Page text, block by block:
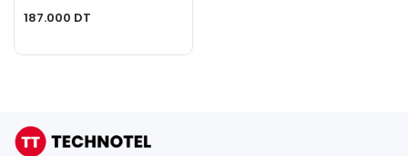
187.000 DT